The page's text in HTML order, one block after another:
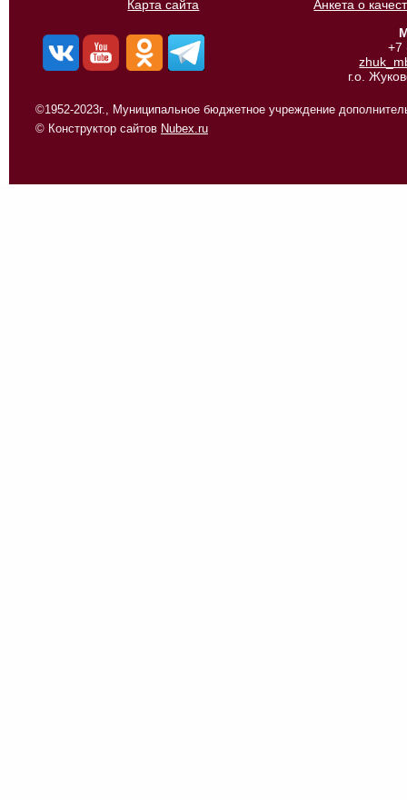
Карта сайта
Анкета о
+7
г.о.
©1952-2023г., Муниципальное бюджетное учреждение
© Конструктор сайтов Nubex.ru